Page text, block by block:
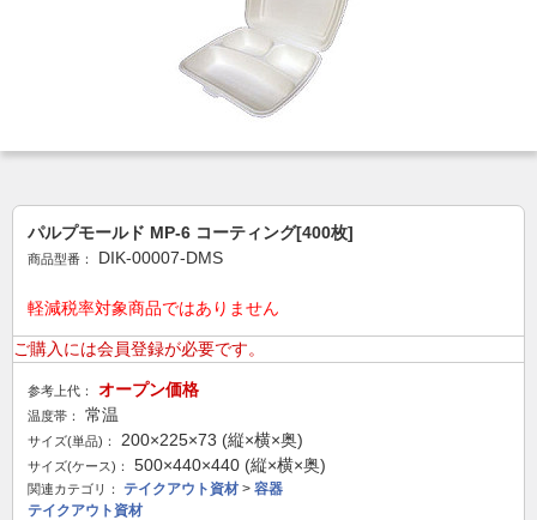
パルプモールド MP-6 コーティング[400枚]
商品型番： DIK-00007-DMS
軽減税率対象商品ではありません
ご購入には会員登録が必要です。
参考上代： オープン価格
温度帯： 常温
サイズ(単品)： 200×225×73 (縦×横×奥)
サイズ(ケース)： 500×440×440 (縦×横×奥)
関連カテゴリ： テイクアウト資材 > 容器
テイクアウト資材